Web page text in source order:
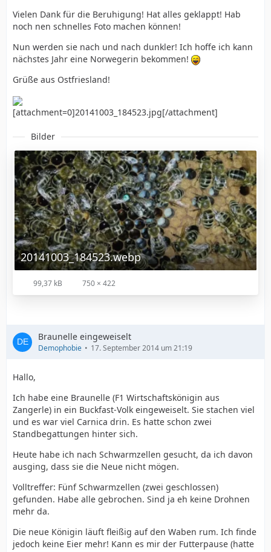
Vielen Dank für die Beruhigung! Hat alles geklappt! Hab
noch nen schnelles Foto machen können!
Nun werden sie nach und nach dunkler! Ich hoffe ich kann
nächstes Jahr eine Norwegerin bekommen!
Grüße aus Ostfriesland!
[attachment=0]20141003_184523.jpg[/attachment]
Bilder
20141003_184523.webp
99,37 kB 750 × 422
Braunelle eingeweiselt
Demophobie 17. September 2014 um 21:19
Hallo,
Ich habe eine Braunelle (F1 Wirtschaftskönigin aus
Zangerle) in ein Buckfast-Volk eingeweiselt. Sie stachen viel
und es war viel Carnica drin. Es hatte schon zwei
Standbegattungen hinter sich.
Heute habe ich nach Schwarmzellen gesucht, da ich davon
ausging, dass sie die Neue nicht mögen.
Volltreffer: Fünf Schwarmzellen (zwei geschlossen)
gefunden. Habe alle gebrochen. Sind ja eh keine Drohnen
mehr da.
Die neue Königin läuft fleißig auf den Waben rum. Ich finde
jedoch keine Eier mehr! Kann es mir der Futterpause (hatte